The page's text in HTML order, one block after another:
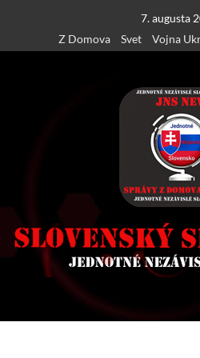
content
7. augusta
Z Domova
Svet Vojna